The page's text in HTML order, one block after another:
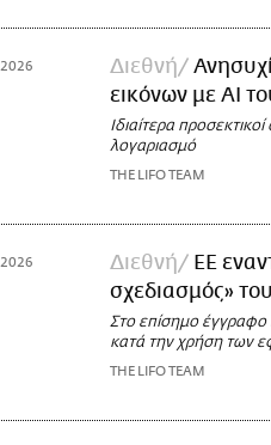
Διεθνή
εικόνων με ΑΙ
Ιδιαίτερα
λογαριασμό
THE LIFO TEAM
Διεθνή
ΕΕ
σχεδιασμός»
Στο επίσημο
κατά την χρήση των
THE LIFO TEAM